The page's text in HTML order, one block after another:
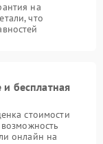
на
что
бесплатная
стоимости
онлайн на